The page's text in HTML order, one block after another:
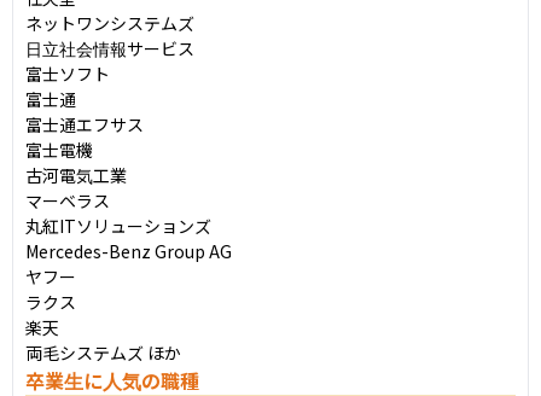
ネットワンシステムズ
日立社会情報サービス
富士ソフト
富士通
富士通エフサス
富士電機
古河電気工業
マーベラス
丸紅ITソリューションズ
Mercedes-Benz Group AG
ヤフー
ラクス
楽天
両毛システムズ ほか
卒業生に人気の職種